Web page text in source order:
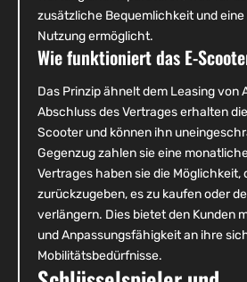
zusätzliche Bequemlichkeit und
Nutzung ermöglicht.
Wie funktioniert das E-
Das Prinzip ähnelt dem Leasing von
Abschluss des Vertrages erhalten
Scooter und können ihn
Gegenzug zahlen sie eine
Vertrages haben sie die Möglichkeit,
zurückzugeben, es zu kaufen oder
verlängern. Dies bietet den Kunden
und Anpassungsfähigkeit an ihre
Mobilitätsbedürfnisse.